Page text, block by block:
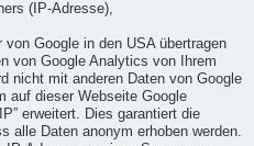
(IP-Adresse),
Google in den USA übertragen
von Google Analytics von Ihrem
nicht mit anderen Daten von Google
auf dieser Webseite Google
erweitert. Dies garantiert die
alle Daten anonym erhoben werden.